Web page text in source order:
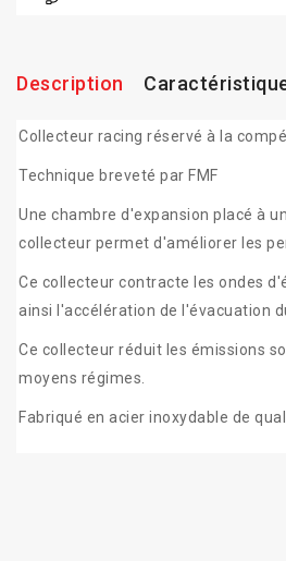
Description
Collecteur racing réservé à la
Technique breveté par FMF
Une chambre d'expansion placé à
collecteur permet d'améliorer les
Ce collecteur contracte les ondes
ainsi l'accélération de l'évacuation
Ce collecteur réduit les émissions
moyens régimes.
Fabriqué en acier inoxydable de